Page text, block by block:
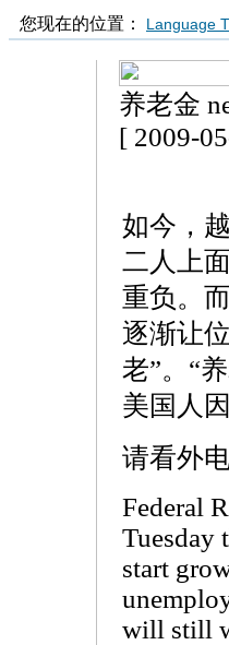
您现在的位置： Language
养老金
[ 2009-
如今，
二人上
重负。
逐渐让
老”。“
美国人
请看外
Federal
Tuesday
start
will still